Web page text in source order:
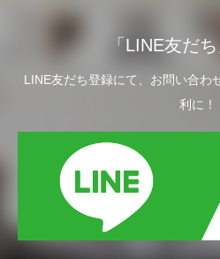
「LINE友だ
LINE友だち登録にて、お問い合わ
利に！